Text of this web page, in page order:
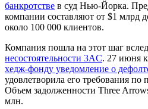
банкротстве в суд Нью-Йорка.
компании составляют от $1 млрд
около 100 000 клиентов.
Компания пошла на этот шаг вслед
несостоятельности 3AC. 27 июня
хедж-фонду уведомление о
удовлетворила его требования по
Объем задолженности Three
млн.